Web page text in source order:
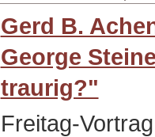
Gerd B.
George
traurig?"
Freitag-